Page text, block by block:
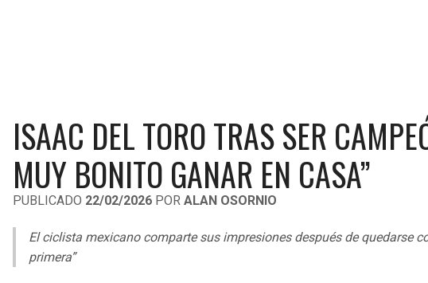
ISAAC DEL TORO TRAS SER
MUY BONITO GANAR EN CASA”
PUBLICADO 22/02/2026 POR ALAN OSORNIO
El ciclista mexicano comparte sus impresiones después de quedarse
primera”